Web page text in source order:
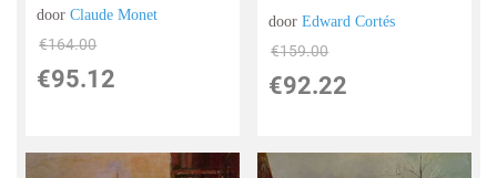
doorClaude Monet
€164.00
€95.12
doorEdward Cortés
€159.00
€92.22